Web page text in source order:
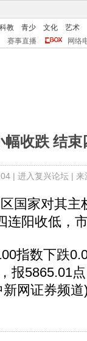
科教 青少 文化
艺术
赛事直播 网络
幅收跌 结束
| 进入复兴论坛| 来
家对其主
连阳收低，
数下跌
报5865.01
网证券频道